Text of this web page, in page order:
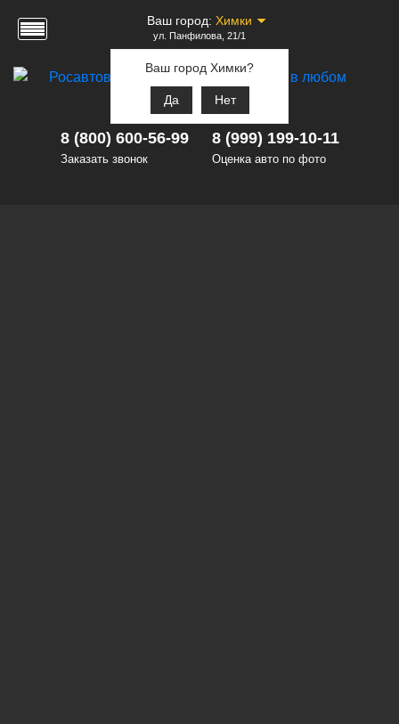
Ваш город: Химки
Ваш город Химки?
Да Нет
ул. Панфилова, 21/1
8 (800) 600-56-99
Заказать звонок
8 (999) 199-10-11
Оценка авто по фото